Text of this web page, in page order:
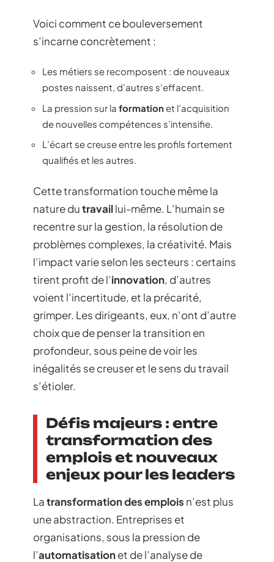
Voici comment ce bouleversement
s’incarne concrètement :
Les métiers se recomposent : de nouveaux
postes naissent, d’autres s’effacent.
La pression sur la formationet l’acquisition
de nouvelles compétences s’intensifie.
L’écart se creuse entre les profils fortement
qualifiés et les autres.
Cette transformation touche même la
nature dutravaillui-même. L’humain se
recentre sur la gestion, la résolution de
problèmes complexes, la créativité. Mais
l’impact varie selon les secteurs : certains
tirent profit de l’innovation, d’autres
voient l’incertitude, et la précarité,
grimper. Les dirigeants, eux, n’ont d’autre
choix que de penser la transition en
profondeur, sous peine de voir les
inégalités se creuser et le sens du travail
s’étioler.
Défis majeurs : entre
transformation des
emplois et nouveaux
enjeux pour les leaders
Latransformation des emplois n’est plus
une abstraction. Entreprises et
organisations, sous la pression de
l’automatisationet de l’analyse de